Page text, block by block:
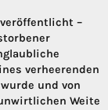
–
verheerenden
und von
Weite